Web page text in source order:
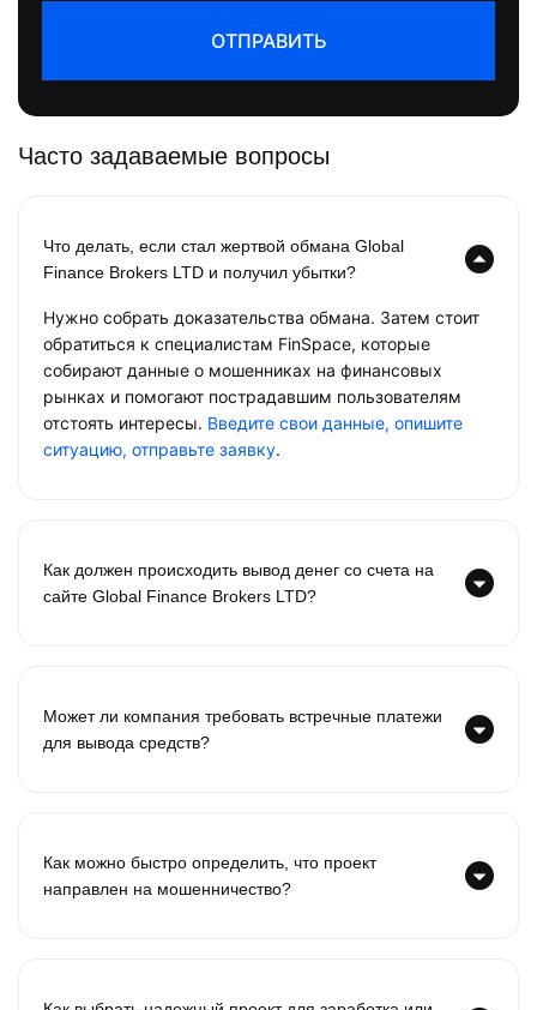
ОТПРАВИТЬ
Часто задаваемые вопросы
Что делать, если стал жертвой обмана Global
Finance Brokers LTD и получил убытки?
Нужно собрать доказательства обмана. Затем стоит
обратиться к специалистам FinSpace, которые
собирают данные о мошенниках на финансовых
рынках и помогают пострадавшим пользователям
отстоять интересы. Введите свои данные, опишите
ситуацию, отправьте заявку.
Как должен происходить вывод денег со счета на
сайте Global Finance Brokers LTD?
Может ли компания требовать встречные платежи
для вывода средств?
Как можно быстро определить, что проект
направлен на мошенничество?